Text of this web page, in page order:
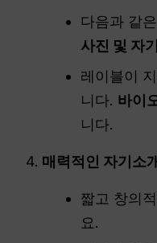
다음과 같
사진 및 자
레이블이
니다. 바이
니다.
매력적인 자기소
짧고 창의
요.